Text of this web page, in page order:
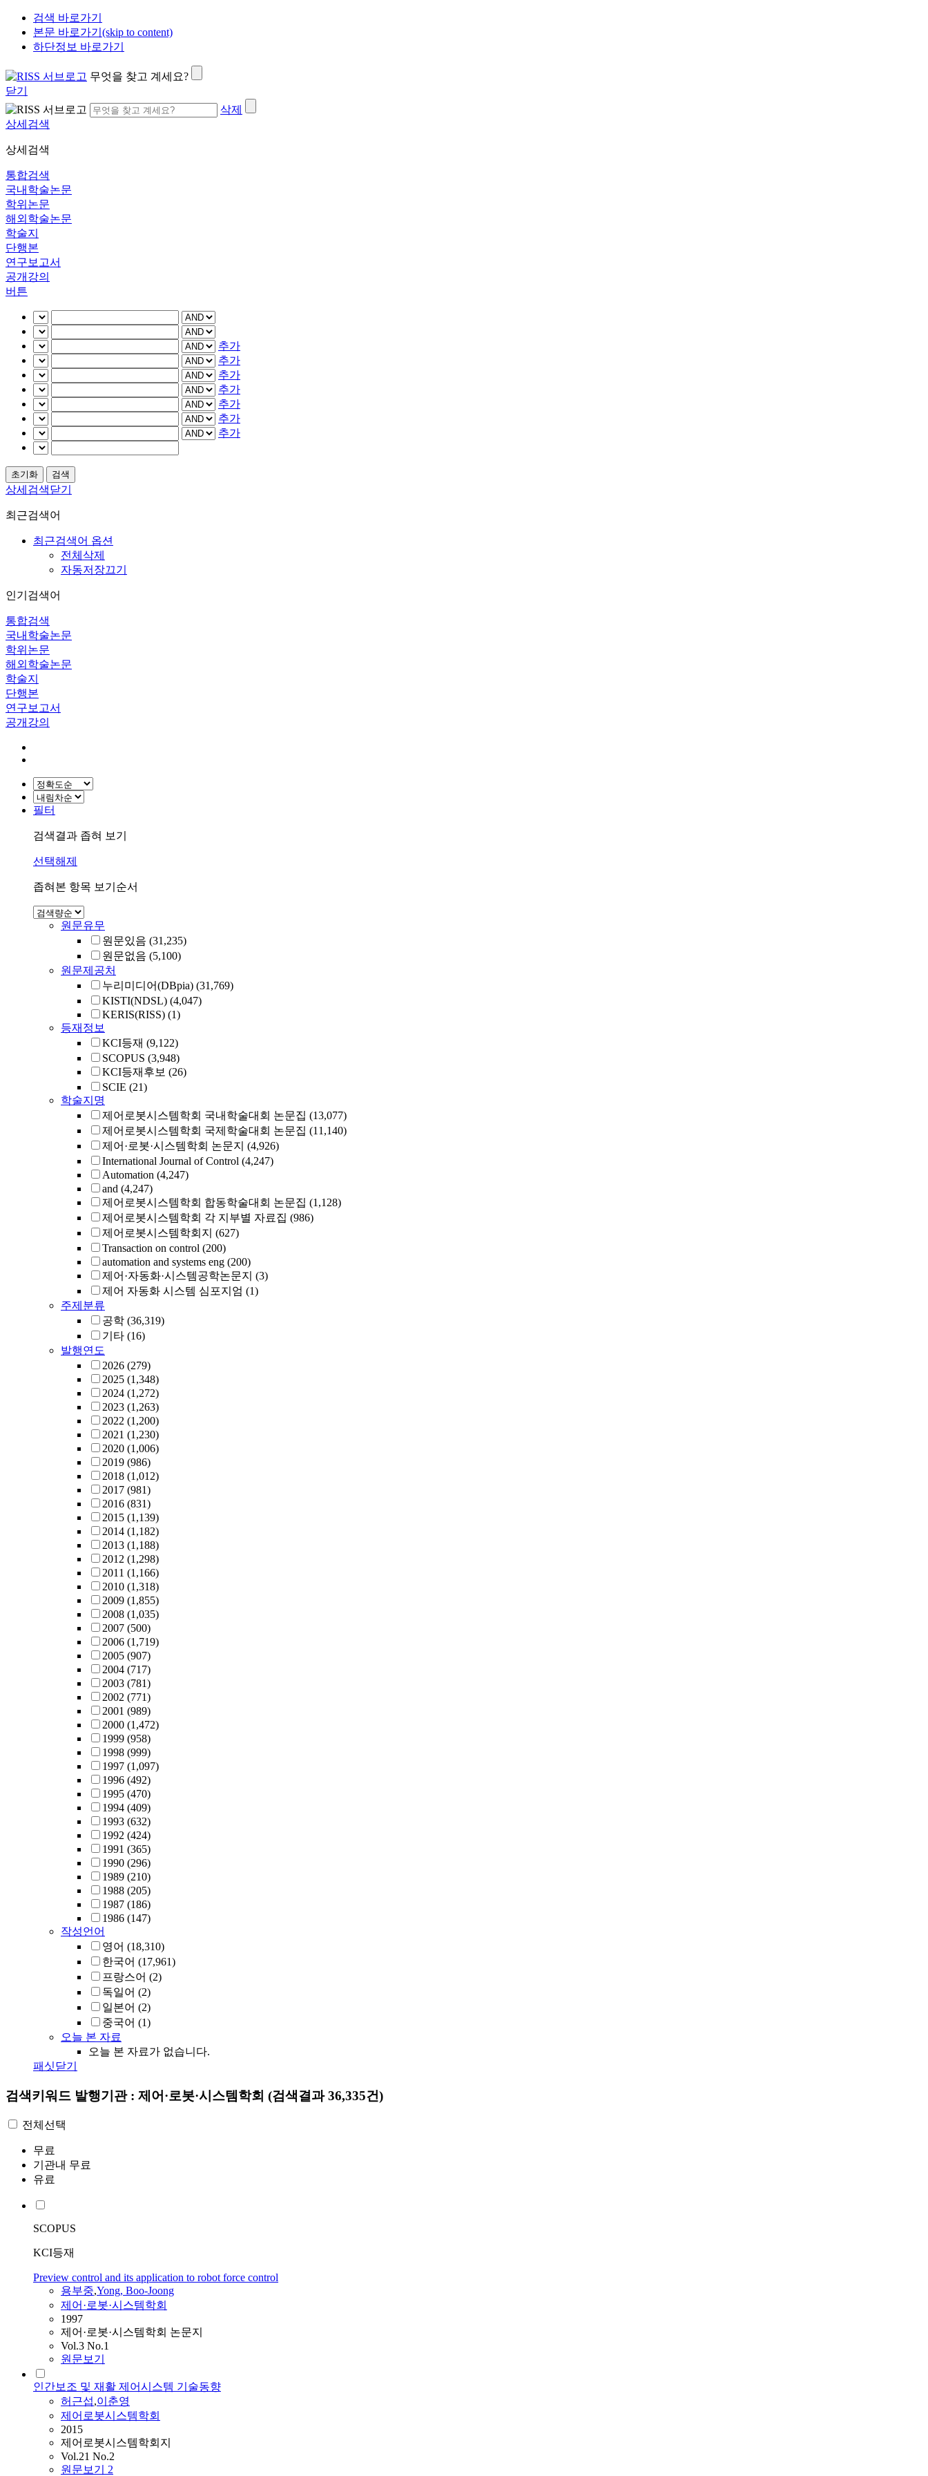
검색 바로가기
본문 바로가기(skip to content)
하단정보 바로가기
무엇을 찾고 계세요?
닫기
삭제
상세검색
상세검색
통합검색
국내학술논문
학위논문
해외학술논문
학술지
단행본
연구보고서
공개강의
버튼
추가
추가
추가
추가
추가
추가
추가
상세검색닫기
최근검색어
최근검색어 옵션
전체삭제
자동저장끄기
인기검색어
통합검색
국내학술논문
학위논문
해외학술논문
학술지
단행본
연구보고서
공개강의
필터
검색결과 좁혀 보기
선택해제
좁혀본 항목 보기순서
원문유무
원문있음 (31,235)
원문없음 (5,100)
원문제공처
누리미디어(DBpia) (31,769)
KISTI(NDSL) (4,047)
KERIS(RISS) (1)
등재정보
KCI등재 (9,122)
SCOPUS (3,948)
KCI등재후보 (26)
SCIE (21)
학술지명
제어로봇시스템학회 국내학술대회 논문집 (13,077)
제어로봇시스템학회 국제학술대회 논문집 (11,140)
제어·로봇·시스템학회 논문지 (4,926)
International Journal of Control (4,247)
Automation (4,247)
and (4,247)
제어로봇시스템학회 합동학술대회 논문집 (1,128)
제어로봇시스템학회 각 지부별 자료집 (986)
제어로봇시스템학회지 (627)
Transaction on control (200)
automation and systems eng (200)
제어·자동화·시스템공학논문지 (3)
제어 자동화 시스템 심포지엄 (1)
주제분류
공학 (36,319)
기타 (16)
발행연도
2026 (279)
2025 (1,348)
2024 (1,272)
2023 (1,263)
2022 (1,200)
2021 (1,230)
2020 (1,006)
2019 (986)
2018 (1,012)
2017 (981)
2016 (831)
2015 (1,139)
2014 (1,182)
2013 (1,188)
2012 (1,298)
2011 (1,166)
2010 (1,318)
2009 (1,855)
2008 (1,035)
2007 (500)
2006 (1,719)
2005 (907)
2004 (717)
2003 (781)
2002 (771)
2001 (989)
2000 (1,472)
1999 (958)
1998 (999)
1997 (1,097)
1996 (492)
1995 (470)
1994 (409)
1993 (632)
1992 (424)
1991 (365)
1990 (296)
1989 (210)
1988 (205)
1987 (186)
1986 (147)
작성언어
영어 (18,310)
한국어 (17,961)
프랑스어 (2)
독일어 (2)
일본어 (2)
중국어 (1)
오늘 본 자료
오늘 본 자료가 없습니다.
패싯닫기
검색키워드 발행기관 : 제어·로봇·시스템학회 (검색결과 36,335건)
전체선택
무료
기관내 무료
유료
SCOPUS
KCI등재
Preview control and its application to robot force control
용부중,Yong, Boo-Joong
제어·로봇·시스템학회
1997
제어·로봇·시스템학회 논문지
Vol.3 No.1
원문보기
인간보조 및 재활 제어시스템 기술동향
허근섭,이춘영
제어로봇시스템학회
2015
제어로봇시스템학회지
Vol.21 No.2
원문보기 2